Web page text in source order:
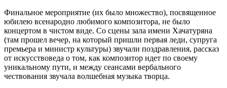
Финальное мероприятие (их было множество), посвященное
юбилею всенародно любимого композитора, не было
концертом в чистом виде. Со сцены зала имени Хачатуряна
(там прошел вечер, на который пришли первая леди, супруга
премьера и министр культуры) звучали поздравления, рассказ
от искусствоведа о том, как композитор идет по своему
уникальному пути, и между сеансами вербального
чествования звучала волшебная музыка творца.